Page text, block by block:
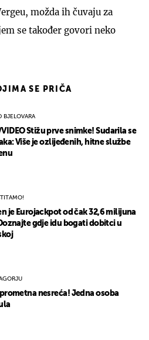
možda ih čuvaju za
se također govori neko
SE PRIČA
BJELOVARA
VIDEO Stižu prve snimke! Sudarila se
Više je ozlijeđenih, hitne službe
je Eurojackpot od čak 32,6 milijuna
gdje idu bogati dobitci u
nesreća! Jedna osoba